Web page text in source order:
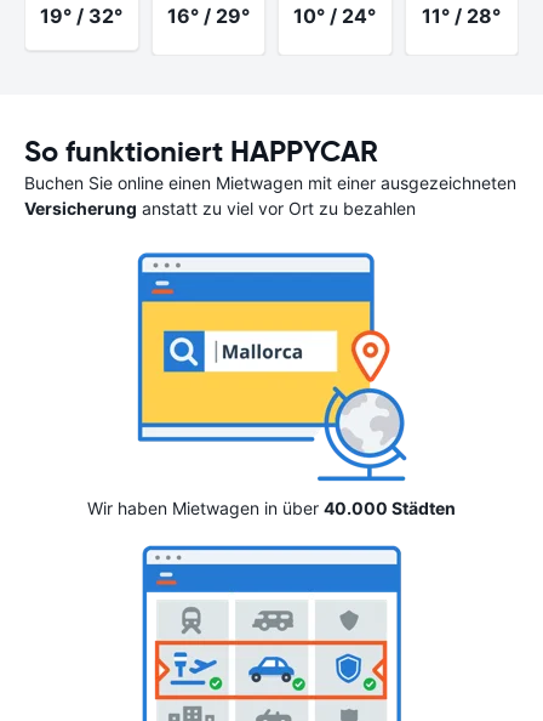
19° / 32° 16° / 29° 10° / 24° 11° / 28°
So funktioniert HAPPYCAR
Buchen Sie online einen Mietwagen mit einer ausgezeichneten
Versicherung anstatt zu viel vor Ort zu bezahlen
Wir haben Mietwagen in über 40.000 Städten